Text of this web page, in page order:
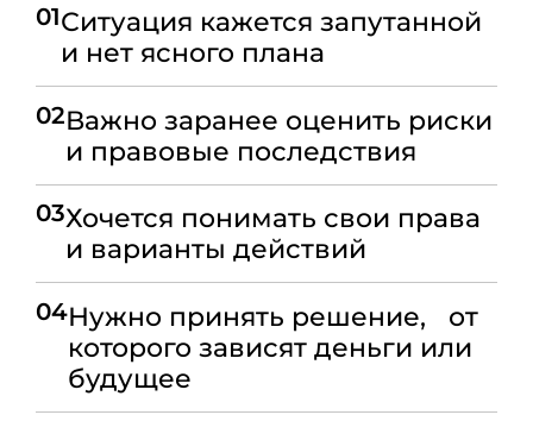
01Ситуация кажется запутанной
и нет ясного плана
02Важно заранее оценить риски
и правовые последствия
03Хочется понимать свои права
и варианты действий
04Нужно принять решение, от
которого зависят деньги или
будущее